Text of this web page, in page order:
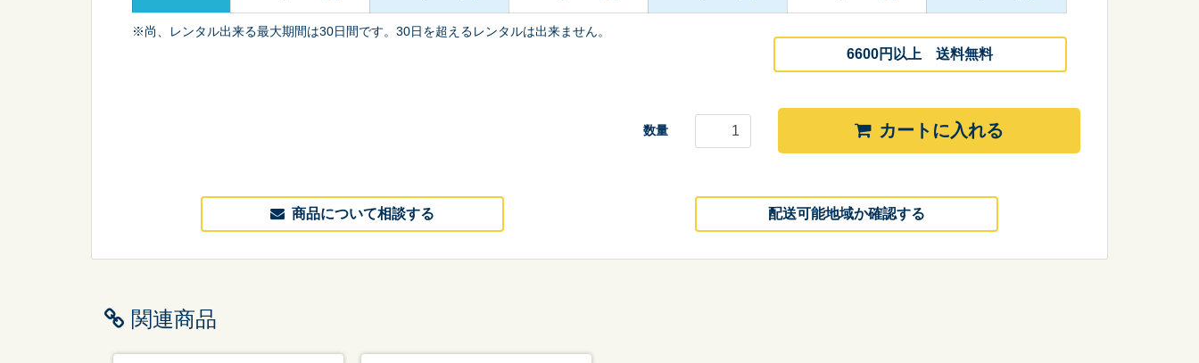
※尚、レンタル出来る最大期間は30日間です。30日を超えるレンタルは出来ません。
6600円以上 送料無料
数量 カートに入れる
商品について相談する 配送可能地域か確認する
関連商品